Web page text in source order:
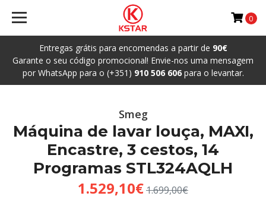
Entregas grátis para encomendas a partir de 90€
Garante o seu código promocional! Envie-nos uma mensagem
por WhatsApp para o (+351) 910 506 606para o levantar.
0
Smeg
Máquina de lavar louça, MAXI,
Encastre, 3 cestos, 14
Programas STL324AQLH
1.529,10€1.699,00€